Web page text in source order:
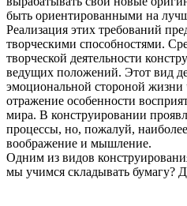
быть ориентированными на
Реализация этих требований
творческими способностями.
творческой деятельности
ведущих положений. Этот вид
эмоциональной стороной жизни
отражение особенности
мира. В конструировании
процессы, но, пожалуй,
воображение и мышление.
Одним из видов
мы учимся складывать бумагу?